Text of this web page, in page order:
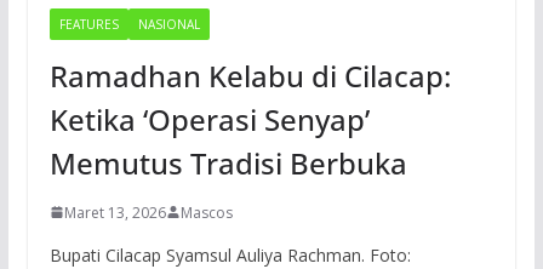
FEATURES NASIONAL
Ramadhan Kelabu di Cilacap:
Ketika ‘Operasi Senyap’
Memutus Tradisi Berbuka
Maret 13, 2026 Mascos
Bupati Cilacap Syamsul Auliya Rachman. Foto: